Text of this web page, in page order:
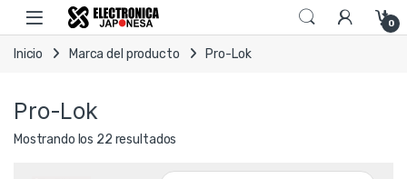
Skip to navigation
Skip to content
Open 0
Inicio Marca del producto Pro-Lok
Pro-Lok
Mostrando los 22 resultados